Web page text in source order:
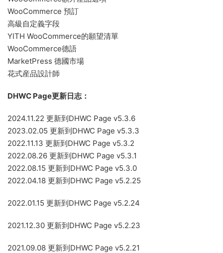
WooCommerce 預訂
高級自定義字段
YITH WooCommerce的願望清單
WooCommerce德語
MarketPress 德國市場
花式産品設計師
DHWC Page更新日志：
2024.11.22 更新到DHWC Page v5.3.6
2023.02.05 更新到DHWC Page v5.3.3
2022.11.13 更新到DHWC Page v5.3.2
2022.08.26 更新到DHWC Page v5.3.1
2022.08.15 更新到DHWC Page v5.3.0
2022.04.18 更新到DHWC Page v5.2.25
2022.01.15 更新到DHWC Page v5.2.24
2021.12.30 更新到DHWC Page v5.2.23
2021.09.08 更新到DHWC Page v5.2.21